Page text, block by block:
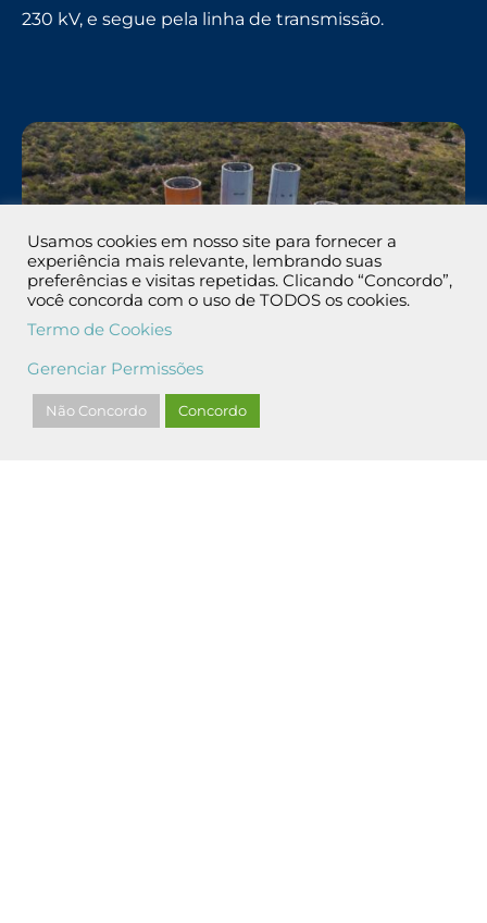
230 kV, e segue pela linha de transmissão.
Usamos cookies em nosso site para fornecer a
experiência mais relevante, lembrando suas
preferências e visitas repetidas. Clicando “Concordo”,
você concorda com o uso de TODOS os cookies.
Termo de Cookies
Gerenciar Permissões
Não Concordo Concordo